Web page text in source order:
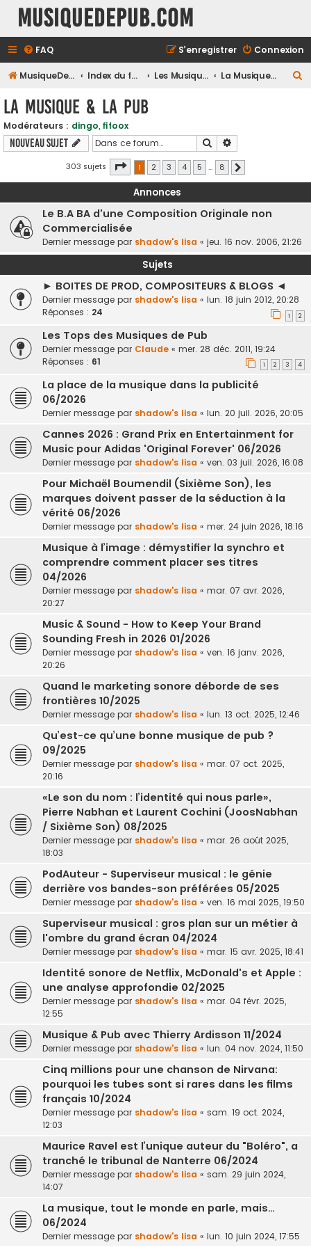
MusiqueDePub.com
FAQ Connexion
S’enregistrer
MusiqueDePub.com Index du forum Les Musiques De Pubs La Musique & la Pub
c
h
La Musique & la Pub
Modérateurs : dingo, fifoox
Nouveau sujet Rechercher
303 sujets Page 1sur8
1 2 3 4 5 … 8
Annonces
Le B.A BA d'une Composition Originale non
Commercialisée
Dernier message par shadow's lisa « jeu. 16 nov. 2006, 21:26
Sujets
► BOITES DE PROD, COMPOSITEURS & BLOGS ◄
Dernier message par shadow's lisa « lun. 18 juin 2012, 20:28
Réponses : 24 1 2
Les Tops des Musiques de Pub
Dernier message par Claude « mer. 28 déc. 2011, 19:24
Réponses : 61 1 2 3 4
La place de la musique dans la publicité
06/2026
Dernier message par shadow's lisa « lun. 20 juil. 2026, 20:05
Cannes 2026 : Grand Prix en Entertainment for
Music pour Adidas 'Original Forever' 06/2026
Dernier message par shadow's lisa « ven. 03 juil. 2026, 16:08
Pour Michaël Boumendil (Sixième Son), les
marques doivent passer de la séduction à la
vérité 06/2026
Dernier message par shadow's lisa « mer. 24 juin 2026, 18:16
Musique à l’image : démystifier la synchro et
comprendre comment placer ses titres
04/2026
Dernier message par shadow's lisa « mar. 07 avr. 2026,
20:27
Music & Sound - How to Keep Your Brand
Sounding Fresh in 2026 01/2026
Dernier message par shadow's lisa « ven. 16 janv. 2026,
20:26
Quand le marketing sonore déborde de ses
frontières 10/2025
Dernier message par shadow's lisa « lun. 13 oct. 2025, 12:46
Qu’est-ce qu’une bonne musique de pub ?
09/2025
Dernier message par shadow's lisa « mar. 07 oct. 2025,
20:16
«Le son du nom : l’identité qui nous parle»,
Pierre Nabhan et Laurent Cochini (JoosNabhan
/ Sixième Son) 08/2025
Dernier message par shadow's lisa « mar. 26 août 2025,
18:03
PodAuteur - Superviseur musical : le génie
derrière vos bandes-son préférées 05/2025
Dernier message par shadow's lisa « ven. 16 mai 2025, 19:50
Superviseur musical : gros plan sur un métier à
l'ombre du grand écran 04/2024
Dernier message par shadow's lisa « mar. 15 avr. 2025, 18:41
Identité sonore de Netflix, McDonald's et Apple :
une analyse approfondie 02/2025
Dernier message par shadow's lisa « mar. 04 févr. 2025,
12:55
Musique & Pub avec Thierry Ardisson 11/2024
Dernier message par shadow's lisa « lun. 04 nov. 2024, 11:50
Cinq millions pour une chanson de Nirvana:
pourquoi les tubes sont si rares dans les films
français 10/2024
Dernier message par shadow's lisa « sam. 19 oct. 2024,
12:03
Maurice Ravel est l’unique auteur du "Boléro", a
tranché le tribunal de Nanterre 06/2024
Dernier message par shadow's lisa « sam. 29 juin 2024,
14:07
La musique, tout le monde en parle, mais…
06/2024
Dernier message par shadow's lisa « lun. 10 juin 2024, 17:55